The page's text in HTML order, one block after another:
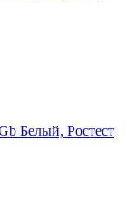
Белый, Ростест